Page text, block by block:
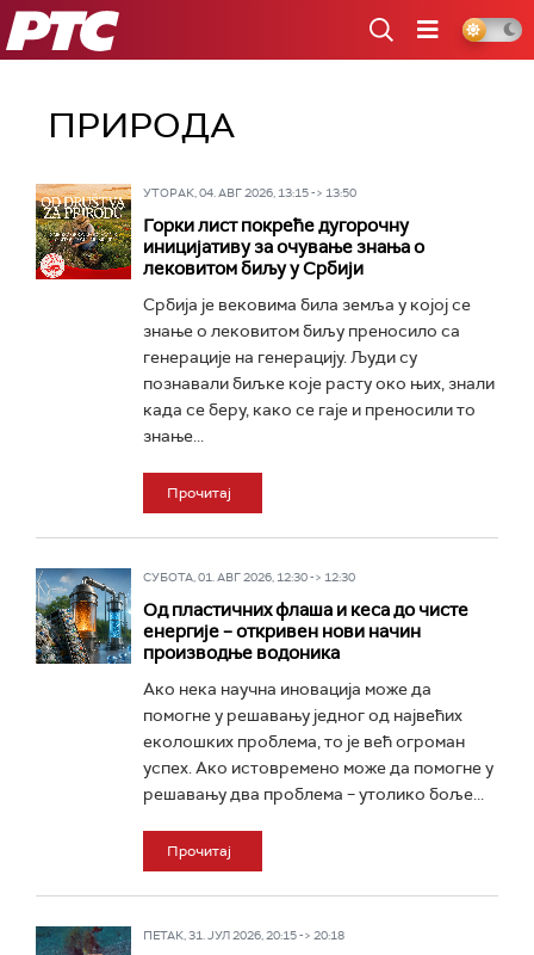
РТС
ПРИРОДА
УТОРАК, 04. АВГ 2026, 13:15 -> 13:50
Горки лист покреће дугорочну
иницијативу за очување знања о
лековитом биљу у Србији
Србија је вековима била земља у којој се
знање о лековитом биљу преносило са
генерације на генерацију. Људи су
познавали биљке које расту око њих, знали
када се беру, како се гаје и преносили то
знање...
Прочитај
СУБОТА, 01. АВГ 2026, 12:30 -> 12:30
Од пластичних флаша и кеса до чисте
енергије – откривен нови начин
производње водоника
Ако нека научна иновација може да
помогне у решавању једног од највећих
еколошких проблема, то је већ огроман
успех. Ако истовремено може да помогне у
решавању два проблема – утолико боље...
Прочитај
ПЕТАК, 31. ЈУЛ 2026, 20:15 -> 20:18